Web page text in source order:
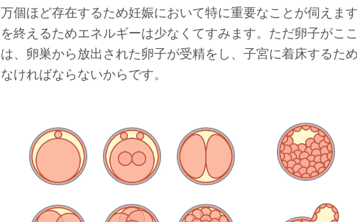
万個ほど存在するため妊娠において特に重要なことが伺えま
を終えるためエネルギーは少なくてすみます。ただ卵子がこ
は、卵巣から放出された卵子が受精をし、子宮に着床するた
なければならないからです。